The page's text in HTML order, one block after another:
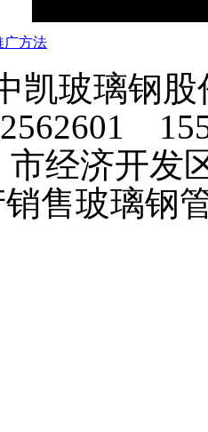
广方法
凯玻璃钢
市经济开
售玻璃钢